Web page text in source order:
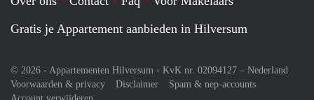
Gratis je Appartement aanbieden in Hilversum
© 2026 - Appartementen Hilversum - KvK nr. 02094127 – Nederland
Voorwaarden & privacy
Disclaimer
Spam & nep-accounts